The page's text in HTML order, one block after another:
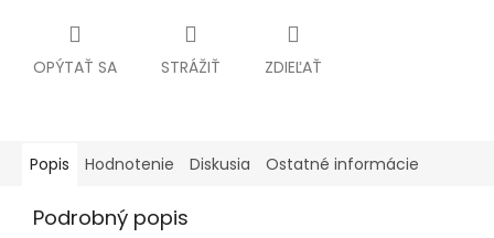
OPÝTAŤ SA STRÁŽIŤ ZDIEĽAŤ
Popis Hodnotenie Diskusia Ostatné informácie
Podrobný popis